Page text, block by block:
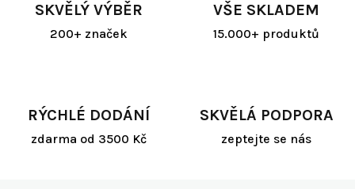
SKVĚLÝ VÝBĚR
200+ značek
VŠE SKLADEM
15.000+ produktů
RÝCHLÉ DODÁNÍ
zdarma od 3500 Kč
SKVĚLÁ PODPORA
zeptejte se nás